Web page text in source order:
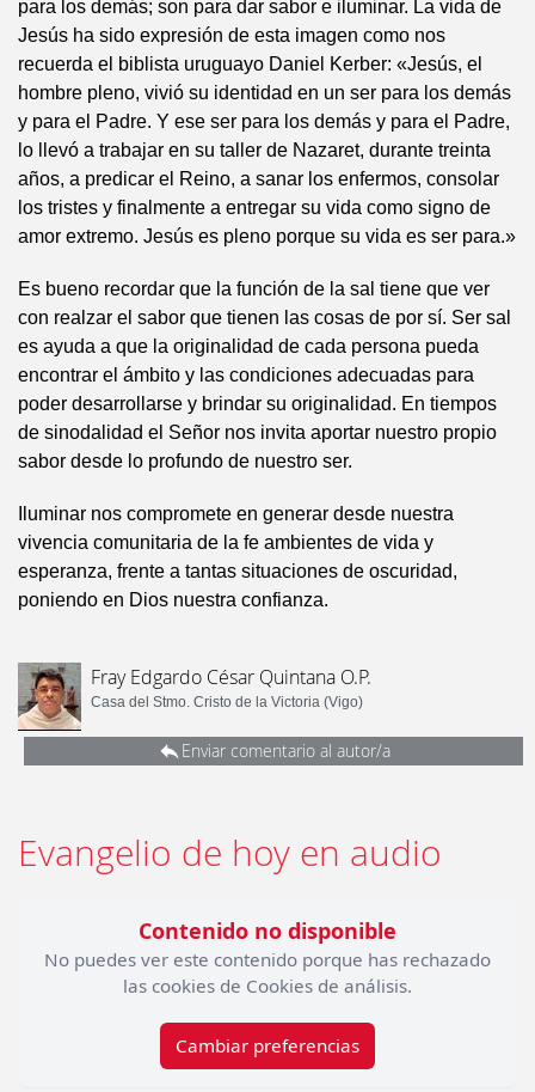
para los demás; son para dar sabor e iluminar. La vida de
Jesús ha sido expresión de esta imagen como nos
recuerda el biblista uruguayo Daniel Kerber: «Jesús, el
hombre pleno, vivió su identidad en un ser para los demás
y para el Padre. Y ese ser para los demás y para el Padre,
lo llevó a trabajar en su taller de Nazaret, durante treinta
años, a predicar el Reino, a sanar los enfermos, consolar
los tristes y finalmente a entregar su vida como signo de
amor extremo. Jesús es pleno porque su vida es ser para.»
Es bueno recordar que la función de la sal tiene que ver
con realzar el sabor que tienen las cosas de por sí. Ser sal
es ayuda a que la originalidad de cada persona pueda
encontrar el ámbito y las condiciones adecuadas para
poder desarrollarse y brindar su originalidad. En tiempos
de sinodalidad el Señor nos invita aportar nuestro propio
sabor desde lo profundo de nuestro ser.
Iluminar nos compromete en generar desde nuestra
vivencia comunitaria de la fe ambientes de vida y
esperanza, frente a tantas situaciones de oscuridad,
poniendo en Dios nuestra confianza.
Fray Edgardo César Quintana O.P.
Casa del Stmo. Cristo de la Victoria (Vigo)
Enviar comentario al autor/a
Evangelio de hoy en audio
Contenido no disponible
No puedes ver este contenido porque has rechazado
las cookies de Cookies de análisis.
Cambiar preferencias